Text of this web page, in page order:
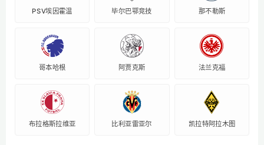
PSV埃因霍温 毕尔巴鄂竞技 那不勒斯
哥本哈根 阿贾克斯 法兰克福
布拉格斯拉维亚 比利亚雷亚尔 凯拉特阿拉木图